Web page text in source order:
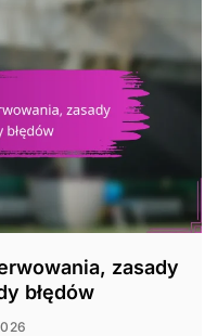
zasady
błędów